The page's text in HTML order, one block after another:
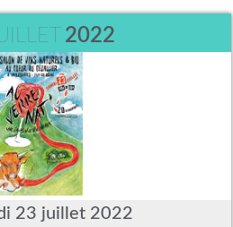
2022
23 juillet 2022